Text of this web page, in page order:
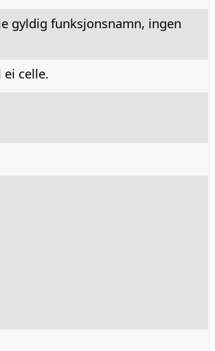
gyldig funksjonsnamn, ingen
celle.